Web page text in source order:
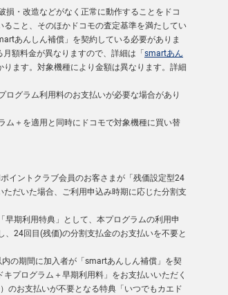
・改造などがなく正常に動作することをドコ
こと、そのほかドコモの査定基準を満たしてい
あんしん補償」を契約している必要がありま
額料金が異なりますので、詳細は「 smartあん
ます。対象機種により金額は異なります。詳細
グラム利用料のお支払いが必要な場合があり
ム＋を適用と同時にドコモで対象機種に買い替
イントクラブ会員のお客さまが「残価設定型24
だいた場合、ご利用申込み時期に応じた分割支
期利用特典」として、本プログラムの利用申
24回目(残価)の分割支払金のお支払いを不要と
の期間に加入者が「smartあんしん補償」を契
プログラム＋早期利用料」をお支払いいただく
のお支払いが不要となる特典「いつでもカエド